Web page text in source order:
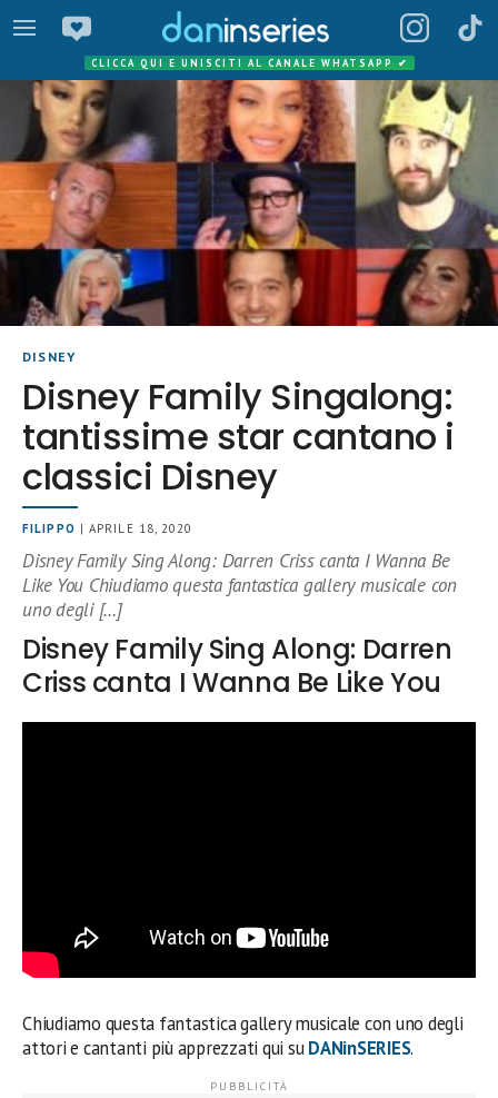
CLICCA QUI E UNISCITI AL CANALE WHATSAPP ✔
DISNEY
Disney Family Singalong:
tantissime star cantano i
classici Disney
FILIPPO | APRILE 18, 2020
Disney Family Sing Along: Darren Criss canta I Wanna Be
Like You Chiudiamo questa fantastica gallery musicale con
uno degli […]
Disney Family Sing Along: Darren
Criss canta I Wanna Be Like You
Chiudiamo questa fantastica gallery musicale con uno degli
attori e cantanti più apprezzati qui suDANinSERIES.